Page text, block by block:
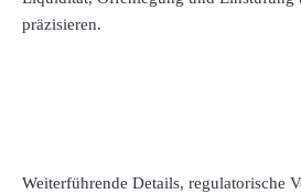
präzisieren.
Weiterführende Details, regulatorische